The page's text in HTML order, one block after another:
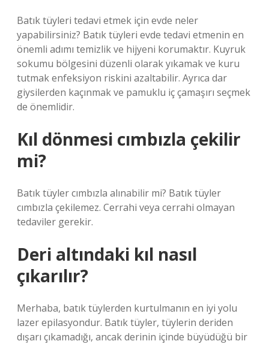
Batık tüyleri tedavi etmek için evde neler
yapabilirsiniz? Batık tüyleri evde tedavi etmenin en
önemli adımı temizlik ve hijyeni korumaktır. Kuyruk
sokumu bölgesini düzenli olarak yıkamak ve kuru
tutmak enfeksiyon riskini azaltabilir. Ayrıca dar
giysilerden kaçınmak ve pamuklu iç çamaşırı seçmek
de önemlidir.
Kıl dönmesi cımbızla çekilir
mi?
Batık tüyler cımbızla alınabilir mi? Batık tüyler
cımbızla çekilemez. Cerrahi veya cerrahi olmayan
tedaviler gerekir.
Deri altındaki kıl nasıl
çıkarılır?
Merhaba, batık tüylerden kurtulmanın en iyi yolu
lazer epilasyondur. Batık tüyler, tüylerin deriden
dışarı çıkamadığı, ancak derinin içinde büyüdüğü bir